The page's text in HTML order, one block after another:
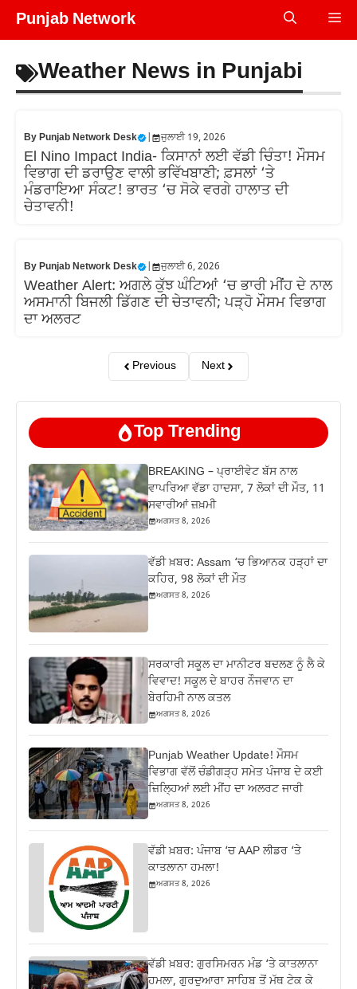
Skip
Punjab Network
Weather News in Punjabi
ByPunjab Network Desk ਜੁਲਾਈ 19, 2026
El Nino Impact India- ਕਿਸਾਨਾਂ ਲਈ ਵੱਡੀ ਚਿੰਤਾ! ਮੌਸਮ
ਵਿਭਾਗ ਦੀ ਡਰਾਉਣ ਵਾਲੀ ਭਵਿੱਖਬਾਣੀ; ਫ਼ਸਲਾਂ ‘ਤੇ
ਮੰਡਰਾਇਆ ਸੰਕਟ! ਭਾਰਤ ‘ਚ ਸੋਕੇ ਵਰਗੇ ਹਾਲਾਤ ਦੀ
ਚੇਤਾਵਨੀ!
ByPunjab Network Desk ਜੁਲਾਈ 6, 2026
Weather Alert: ਅਗਲੇ ਕੁੱਝ ਘੰਟਿਆਂ ‘ਚ ਭਾਰੀ ਮੀਂਹ ਦੇ ਨਾਲ
ਅਸਮਾਨੀ ਬਿਜਲੀ ਡਿੱਗਣ ਦੀ ਚੇਤਾਵਨੀ; ਪੜ੍ਹੋ ਮੌਸਮ ਵਿਭਾਗ
ਦਾ ਅਲਰਟ
Previous Next
Top Trending
BREAKING – ਪ੍ਰਾਈਵੇਟ ਬੱਸ ਨਾਲ
ਵਾਪਰਿਆ ਵੱਡਾ ਹਾਦਸਾ, 7 ਲੋਕਾਂ ਦੀ ਮੌਤ, 11
ਸਵਾਰੀਆਂ ਜ਼ਖ਼ਮੀ
ਅਗਸਤ 8, 2026
ਵੱਡੀ ਖ਼ਬਰ: Assam ‘ਚ ਭਿਆਨਕ ਹੜ੍ਹਾਂ ਦਾ
ਕਹਿਰ, 98 ਲੋਕਾਂ ਦੀ ਮੌਤ
ਅਗਸਤ 8, 2026
ਸਰਕਾਰੀ ਸਕੂਲ ਦਾ ਮਾਨੀਟਰ ਬਦਲਣ ਨੂੰ ਲੈ ਕੇ
ਵਿਵਾਦ! ਸਕੂਲ ਦੇ ਬਾਹਰ ਨੌਜਵਾਨ ਦਾ
ਬੇਰਹਿਮੀ ਨਾਲ ਕਤਲ
ਅਗਸਤ 8, 2026
Punjab Weather Update! ਮੌਸਮ
ਵਿਭਾਗ ਵੱਲੋਂ ਚੰਡੀਗੜ੍ਹ ਸਮੇਤ ਪੰਜਾਬ ਦੇ ਕਈ
ਜ਼ਿਲ੍ਹਿਆਂ ਲਈ ਮੀਂਹ ਦਾ ਅਲਰਟ ਜਾਰੀ
ਅਗਸਤ 8, 2026
ਵੱਡੀ ਖ਼ਬਰ: ਪੰਜਾਬ ‘ਚ AAP ਲੀਡਰ ‘ਤੇ
ਕਾਤਲਾਨਾ ਹਮਲਾ!
ਅਗਸਤ 8, 2026
ਵੱਡੀ ਖ਼ਬਰ: ਗੁਰਸਿਮਰਨ ਮੰਡ ‘ਤੇ ਕਾਤਲਾਨਾ
ਹਮਲਾ, ਗੁਰਦੁਆਰਾ ਸਾਹਿਬ ਤੋਂ ਮੱਥ ਟੇਕ ਕੇ